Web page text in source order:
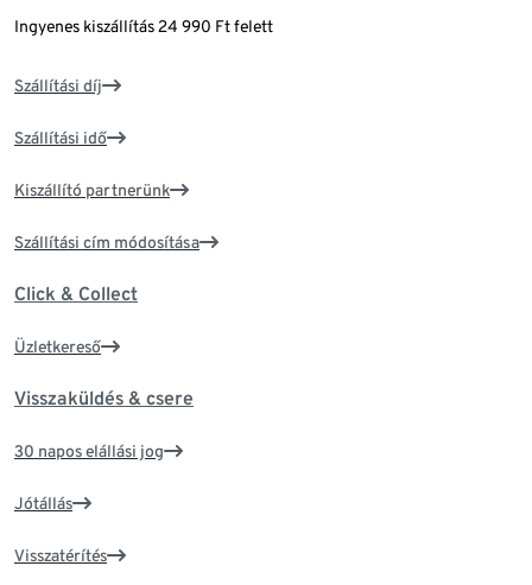
Ingyenes kiszállítás 24 990 Ft felett
Szállítási díj
Szállítási idő
Kiszállító partnerünk
Szállítási cím módosítása
Click & Collect
Üzletkereső
Visszaküldés & csere
30 napos elállási jog
Jótállás
Visszatérítés